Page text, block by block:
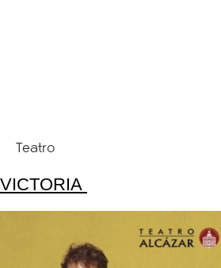
Teatro
VICTORIA